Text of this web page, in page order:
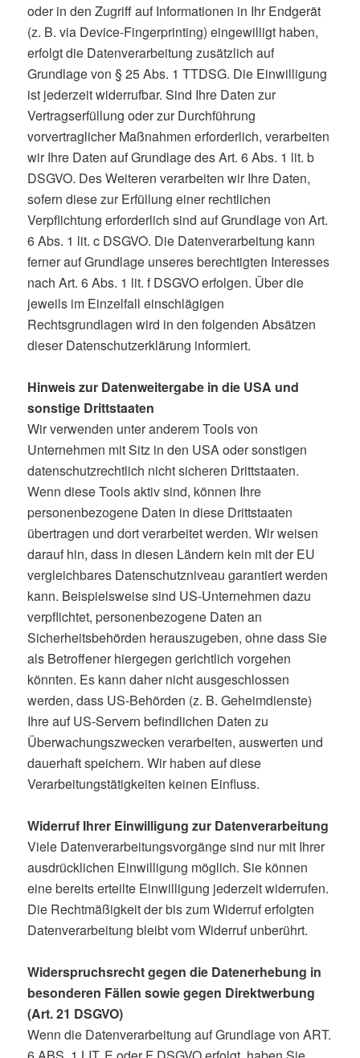
oder in den Zugriff auf Informationen in Ihr Endgerät
(z. B. via Device-Fingerprinting) eingewilligt haben,
erfolgt die Datenverarbeitung zusätzlich auf
Grundlage von § 25 Abs. 1 TTDSG. Die Einwilligung
ist jederzeit widerrufbar. Sind Ihre Daten zur
Vertragserfüllung oder zur Durchführung
vorvertraglicher Maßnahmen erforderlich, verarbeiten
wir Ihre Daten auf Grundlage des Art. 6 Abs. 1 lit. b
DSGVO. Des Weiteren verarbeiten wir Ihre Daten,
sofern diese zur Erfüllung einer rechtlichen
Verpflichtung erforderlich sind auf Grundlage von Art.
6 Abs. 1 lit. c DSGVO. Die Datenverarbeitung kann
ferner auf Grundlage unseres berechtigten Interesses
nach Art. 6 Abs. 1 lit. f DSGVO erfolgen. Über die
jeweils im Einzelfall einschlägigen
Rechtsgrundlagen wird in den folgenden Absätzen
dieser Datenschutzerklärung informiert.
Hinweis zur Datenweitergabe in die USA und
sonstige Drittstaaten
Wir verwenden unter anderem Tools von
Unternehmen mit Sitz in den USA oder sonstigen
datenschutzrechtlich nicht sicheren Drittstaaten.
Wenn diese Tools aktiv sind, können Ihre
personenbezogene Daten in diese Drittstaaten
übertragen und dort verarbeitet werden. Wir weisen
darauf hin, dass in diesen Ländern kein mit der EU
vergleichbares Datenschutzniveau garantiert werden
kann. Beispielsweise sind US-Unternehmen dazu
verpflichtet, personenbezogene Daten an
Sicherheitsbehörden herauszugeben, ohne dass Sie
als Betroffener hiergegen gerichtlich vorgehen
könnten. Es kann daher nicht ausgeschlossen
werden, dass US-Behörden (z. B. Geheimdienste)
Ihre auf US-Servern befindlichen Daten zu
Überwachungszwecken verarbeiten, auswerten und
dauerhaft speichern. Wir haben auf diese
Verarbeitungstätigkeiten keinen Einfluss.
Widerruf Ihrer Einwilligung zur Datenverarbeitung
Viele Datenverarbeitungsvorgänge sind nur mit Ihrer
ausdrücklichen Einwilligung möglich. Sie können
eine bereits erteilte Einwilligung jederzeit widerrufen.
Die Rechtmäßigkeit der bis zum Widerruf erfolgten
Datenverarbeitung bleibt vom Widerruf unberührt.
Widerspruchsrecht gegen die Datenerhebung in
besonderen Fällen sowie gegen Direktwerbung
(Art. 21 DSGVO)
Wenn die Datenverarbeitung auf Grundlage von ART.